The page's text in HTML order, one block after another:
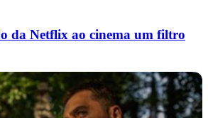
da Netflix ao cinema um filtro